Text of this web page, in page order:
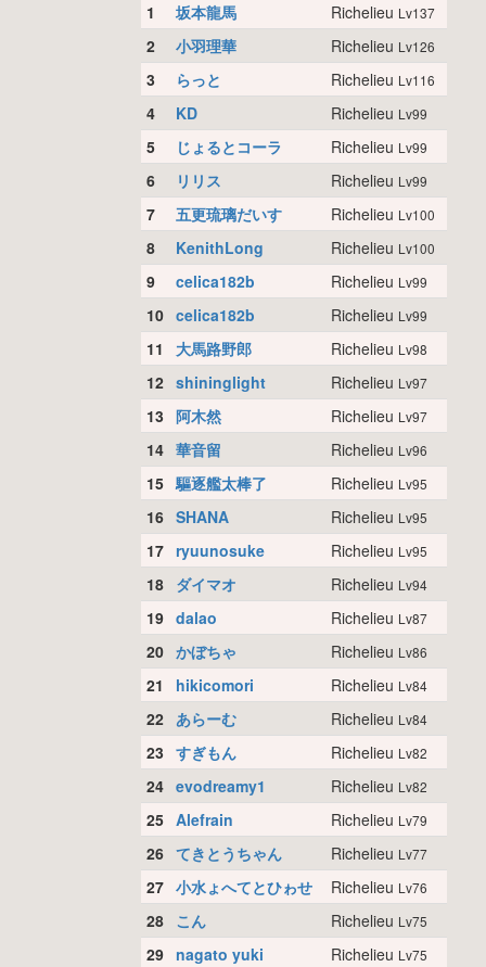
1 坂本龍馬 Richelieu Lv137
2 小羽理華 Richelieu Lv126
3 らっと Richelieu Lv116
4 KD Richelieu Lv99
5 じょるとコーラ Richelieu Lv99
6 リリス Richelieu Lv99
7 五更琉璃だいす Richelieu Lv100
8 KenithLong Richelieu Lv100
9 celica182b Richelieu Lv99
10 celica182b Richelieu Lv99
11 大馬路野郎 Richelieu Lv98
12 shininglight Richelieu Lv97
13 阿木然 Richelieu Lv97
14 華音留 Richelieu Lv96
15 驅逐艦太棒了 Richelieu Lv95
16 SHANA Richelieu Lv95
17 ryuunosuke Richelieu Lv95
18 ダイマオ Richelieu Lv94
19 dalao Richelieu Lv87
20 かぼちゃ Richelieu Lv86
21 hikicomori Richelieu Lv84
22 あらーむ Richelieu Lv84
23 すぎもん Richelieu Lv82
24 evodreamy1 Richelieu Lv82
25 Alefrain Richelieu Lv79
26 てきとうちゃん Richelieu Lv77
27 小水ょへてとひゎせ Richelieu Lv76
28 こん Richelieu Lv75
29 nagato yuki Richelieu Lv75